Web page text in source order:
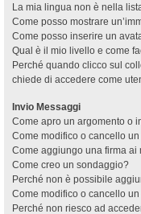
La mia lingua non è nella
Come posso mostrare
Come posso inserire un
Qual è il mio livello e come
Perché quando clicco sul
chiede di accedere come
Invio Messaggi
Come apro un argomento o
Come modifico o cancello
Come aggiungo una firma ai
Come creo un sondaggio?
Perché non è possibile
Come modifico o cancello
Perché non riesco ad